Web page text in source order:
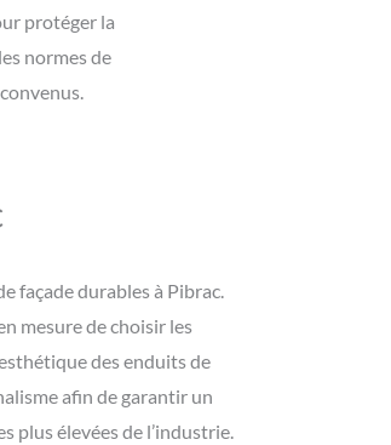
protéger la
normes de
façade durables à Pibrac.
mesure de choisir les
des enduits de
afin de garantir un
plus élevées de l’industrie.